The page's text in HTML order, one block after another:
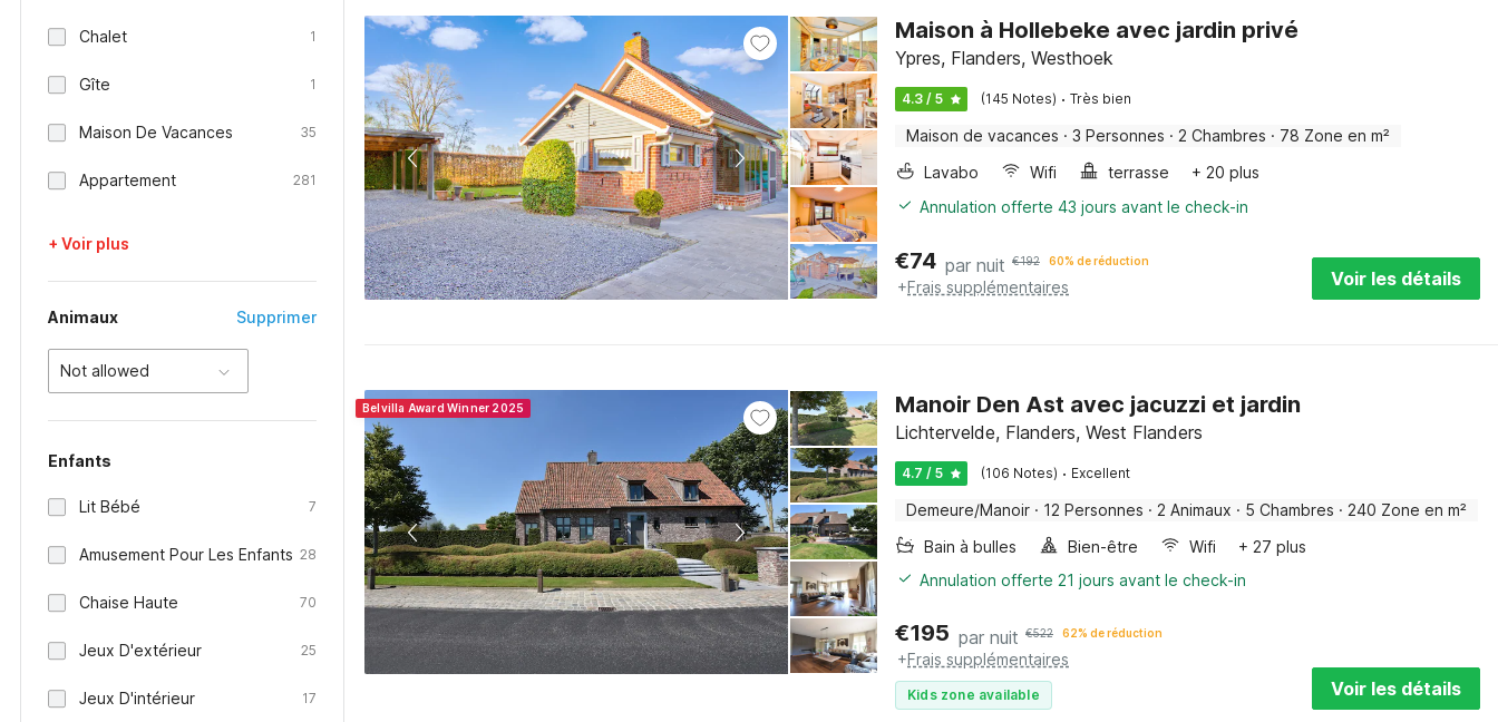
Chalet 1
Gîte 1
Maison De Vacances 35
Appartement 281
+ Voir plus
Animaux Supprimer
Not allowed
Enfants
Lit Bébé 7
Amusement Pour Les Enfants 28
Chaise Haute 70
Jeux D'extérieur 25
Jeux D'intérieur 17
Maison à Hollebeke avec jardin privé
Ypres, Flanders, Westhoek
4.3 / 5 (145 Notes) · Très bien
Maison de vacances · 3 Personnes · 2 Chambres · 78 Zone en m²
Lavabo
Wifi terrasse
+ 20 plus
Annulation offerte 43 jours avant le check-in
€74 par nuit €192 60% de réduction
+Frais supplémentaires Voir les détails
Belvilla Award Winner 2025 Manoir Den Ast avec jacuzzi et jardin
Lichtervelde, Flanders, West Flanders
4.7 / 5 (106 Notes) · Excellent
Demeure/Manoir · 12 Personnes · 2 Animaux · 5 Chambres · 240 Zone en m²
Bain à bulles
Bien-être Wifi
+ 27 plus
Annulation offerte 21 jours avant le check-in
€195 par nuit €522 62% de réduction
+Frais supplémentaires
Kids zone available Voir les détails